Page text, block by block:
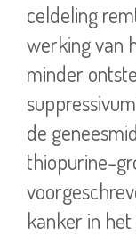
celdeling
werking van
minder
de
thiopurine-
kanker in